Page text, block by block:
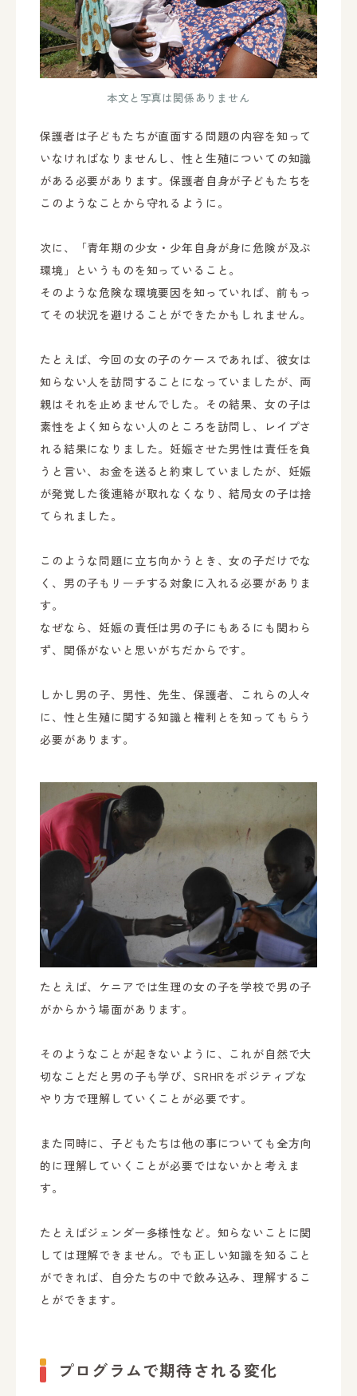
本文と写真は関係ありません
保護者は子どもたちが直面する問題の内容を知って
いなければなりませんし、性と生殖についての知識
がある必要があります。保護者自身が子どもたちを
このようなことから守れるように。
次に、「青年期の少女・少年自身が身に危険が及ぶ
環境」というものを知っていること。
そのような危険な環境要因を知っていれば、前もっ
てその状況を避けることができたかもしれません。
たとえば、今回の女の子のケースであれば、彼女は
知らない人を訪問することになっていましたが、両
親はそれを止めませんでした。その結果、女の子は
素性をよく知らない人のところを訪問し、レイプさ
れる結果になりました。妊娠させた男性は責任を負
うと言い、お金を送ると約束していましたが、妊娠
が発覚した後連絡が取れなくなり、結局女の子は捨
てられました。
このような問題に立ち向かうとき、女の子だけでな
く、男の子もリーチする対象に入れる必要がありま
す。
なぜなら、妊娠の責任は男の子にもあるにも関わら
ず、関係がないと思いがちだからです。
しかし男の子、男性、先生、保護者、これらの人々
に、性と生殖に関する知識と権利とを知ってもらう
必要があります。
たとえば、ケニアでは生理の女の子を学校で男の子
がからかう場面があります。
そのようなことが起きないように、これが自然で大
切なことだと男の子も学び、SRHRをポジティブな
やり方で理解していくことが必要です。
また同時に、子どもたちは他の事についても全方向
的に理解していくことが必要ではないかと考えま
す。
たとえばジェンダー多様性など。知らないことに関
しては理解できません。でも正しい知識を知ること
ができれば、自分たちの中で飲み込み、理解するこ
とができます。
プログラムで期待される変化